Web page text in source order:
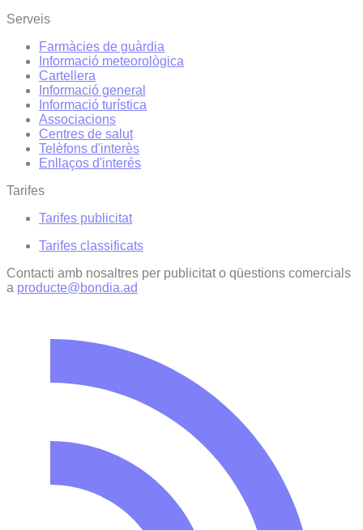
Serveis
Farmàcies de guàrdia
Informació meteorològica
Cartellera
Informació general
Informació turística
Associacions
Centres de salut
Telèfons d'interès
Enllaços d'interés
Tarifes
Tarifes publicitat
Tarifes classificats
Contacti amb nosaltres per publicitat o qüestions comercials
a producte@bondia.ad